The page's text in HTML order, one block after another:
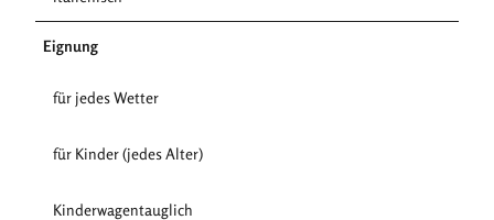
Eignung
für jedes Wetter
für Kinder (jedes Alter)
Kinderwagentauglich